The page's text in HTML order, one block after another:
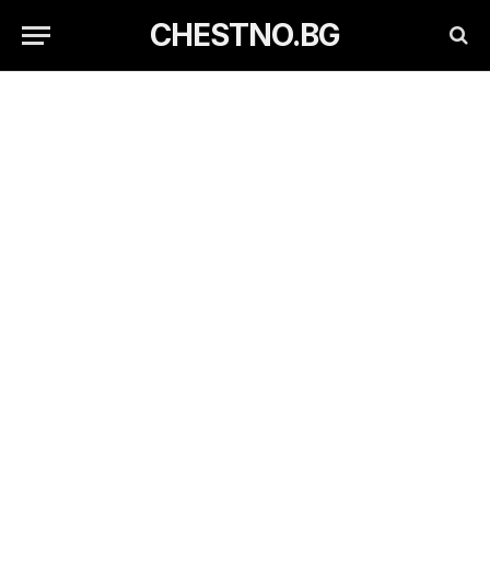
CHESTNO.BG